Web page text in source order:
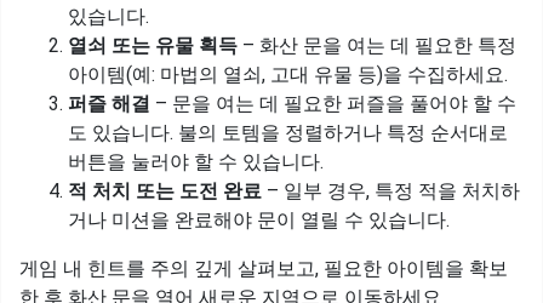
있습니다.
열쇠 또는 유물 획득 – 화산 문을 여는 데 필요한 특정
아이템(예: 마법의 열쇠, 고대 유물 등)을 수집하세요.
퍼즐 해결 – 문을 여는 데 필요한 퍼즐을 풀어야 할 수
도 있습니다. 불의 토템을 정렬하거나 특정 순서대로
버튼을 눌러야 할 수 있습니다.
적 처치 또는 도전 완료 – 일부 경우, 특정 적을 처치하
거나 미션을 완료해야 문이 열릴 수 있습니다.
게임 내 힌트를 주의 깊게 살펴보고, 필요한 아이템을 확보
한 후 화산 문을 열어 새로운 지역으로 이동하세요